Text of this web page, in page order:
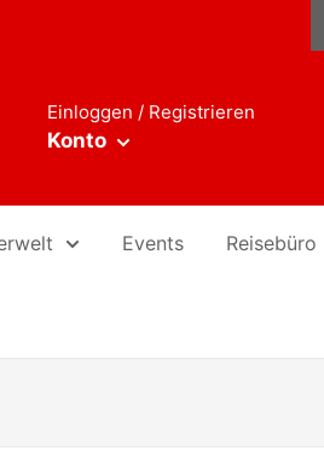
Einloggen / Registrieren
Konto
Events Reisebüro